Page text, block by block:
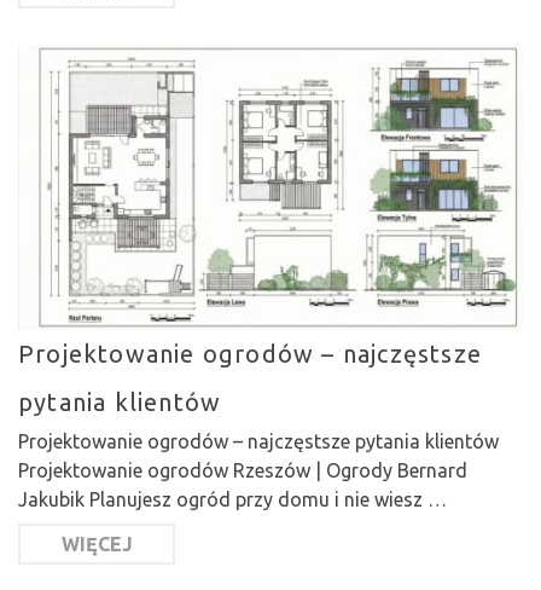
Projektowanie ogrodów – najczęstsze
pytania klientów
Projektowanie ogrodów – najczęstsze pytania klientów
Projektowanie ogrodów Rzeszów | Ogrody Bernard
Jakubik Planujesz ogród przy domu i nie wiesz …
WIĘCEJ